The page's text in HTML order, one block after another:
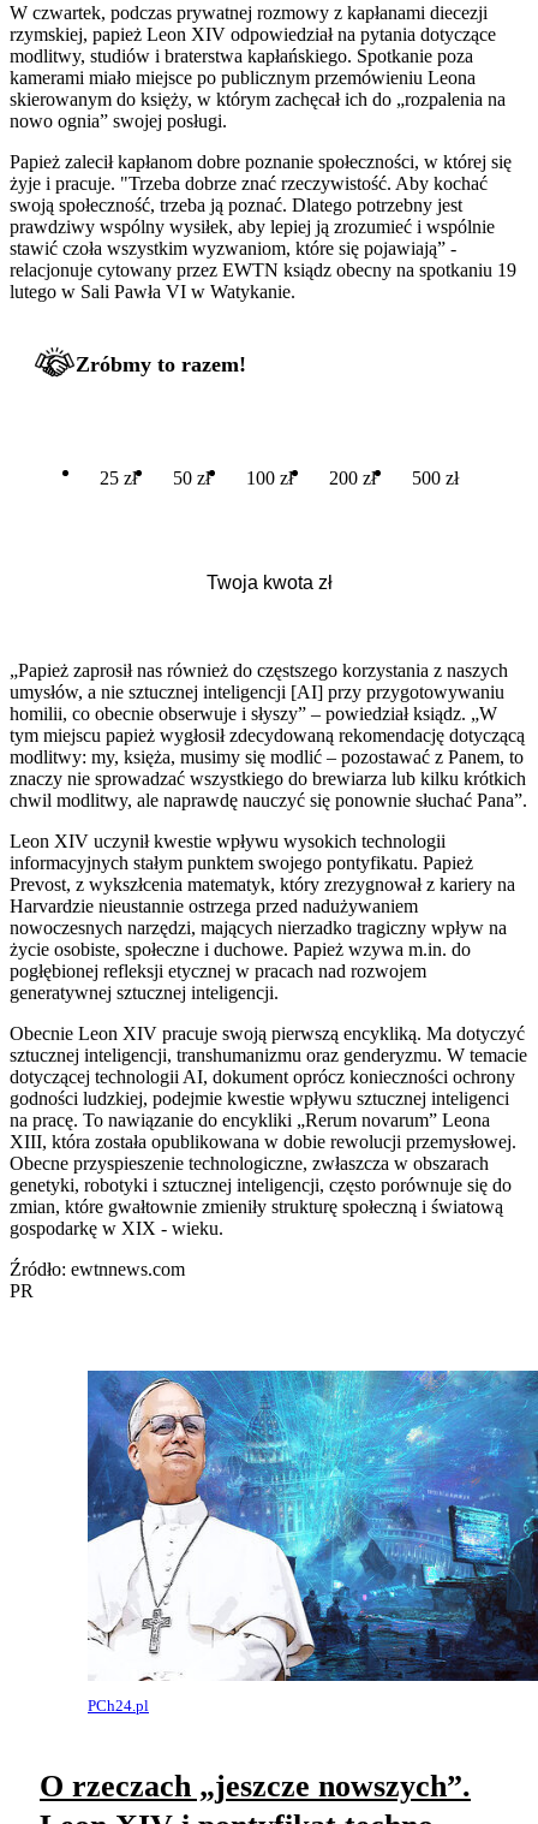
W czwartek, podczas prywatnej rozmowy z kapłanami diecezji
rzymskiej, papież Leon XIV odpowiedział na pytania dotyczące
modlitwy, studiów i braterstwa kapłańskiego. Spotkanie poza
kamerami miało miejsce po publicznym przemówieniu Leona
skierowanym do księży, w którym zachęcał ich do „rozpalenia na
nowo ognia” swojej posługi.
Papież zalecił kapłanom dobre poznanie społeczności, w której się
żyje i pracuje. "Trzeba dobrze znać rzeczywistość. Aby kochać
swoją społeczność, trzeba ją poznać. Dlatego potrzebny jest
prawdziwy wspólny wysiłek, aby lepiej ją zrozumieć i wspólnie
stawić czoła wszystkim wyzwaniom, które się pojawiają” -
relacjonuje cytowany przez EWTN ksiądz obecny na spotkaniu 19
lutego w Sali Pawła VI w Watykanie.
Zróbmy to razem!
25 zł 50 zł 100 zł 200 zł 500 zł
„Papież zaprosił nas również do częstszego korzystania z naszych
umysłów, a nie sztucznej inteligencji [AI] przy przygotowywaniu
homilii, co obecnie obserwuje i słyszy” – powiedział ksiądz. „W
tym miejscu papież wygłosił zdecydowaną rekomendację dotyczącą
modlitwy: my, księża, musimy się modlić – pozostawać z Panem, to
znaczy nie sprowadzać wszystkiego do brewiarza lub kilku krótkich
chwil modlitwy, ale naprawdę nauczyć się ponownie słuchać Pana”.
Leon XIV uczynił kwestie wpływu wysokich technologii
informacyjnych stałym punktem swojego pontyfikatu. Papież
Prevost, z wykszłcenia matematyk, który zrezygnował z kariery na
Harvardzie nieustannie ostrzega przed nadużywaniem
nowoczesnych narzędzi, mających nierzadko tragiczny wpływ na
życie osobiste, społeczne i duchowe. Papież wzywa m.in. do
pogłębionej refleksji etycznej w pracach nad rozwojem
generatywnej sztucznej inteligencji.
Obecnie Leon XIV pracuje swoją pierwszą encykliką. Ma dotyczyć
sztucznej inteligencji, transhumanizmu oraz genderyzmu. W temacie
dotyczącej technologii AI, dokument oprócz konieczności ochrony
godności ludzkiej, podejmie kwestie wpływu sztucznej inteligenci
na pracę. To nawiązanie do encykliki „Rerum novarum” Leona
XIII, która została opublikowana w dobie rewolucji przemysłowej.
Obecne przyspieszenie technologiczne, zwłaszcza w obszarach
genetyki, robotyki i sztucznej inteligencji, często porównuje się do
zmian, które gwałtownie zmieniły strukturę społeczną i światową
gospodarkę w XIX - wieku.
Źródło: ewtnnews.com
PR
PCh24.pl
O rzeczach „jeszcze nowszych”.